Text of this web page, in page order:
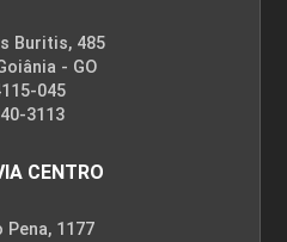
Buritis, 485
- GO
045
3113
CENTRO
1177